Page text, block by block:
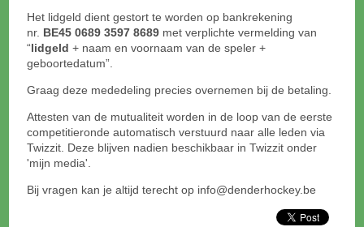
Het lidgeld dient gestort te worden op bankrekening
nr. BE45 0689 3597 8689 met verplichte vermelding van
“lidgeld + naam en voornaam van de speler +
geboortedatum”.
Graag deze mededeling precies overnemen bij de betaling.
Attesten van de mutualiteit worden in de loop van de eerste
competitieronde automatisch verstuurd naar alle leden via
Twizzit. Deze blijven nadien beschikbaar in Twizzit onder
'mijn media'.
Bij vragen kan je altijd terecht op info@denderhockey.be